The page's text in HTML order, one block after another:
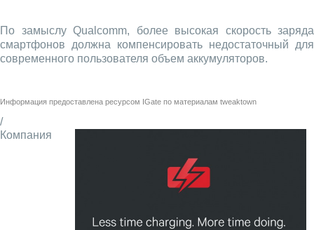
По замыслу Qualcomm, более высокая скорость заряда
смартфонов должна компенсировать недостаточный для
современного пользователя объем аккумуляторов.
Информация предоставлена ресурсом IGate по материалам tweaktown
/
Компания